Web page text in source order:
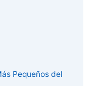
Pequeños del